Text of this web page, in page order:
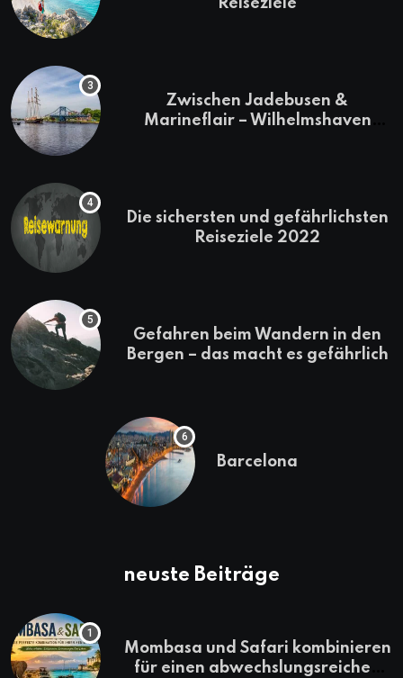
Zwischen Jadebusen &
Marineflair – Wilhelmshaven
Die sichersten und gefährlichsten
Reiseziele 2022
Gefahren beim Wandern in den
Bergen – das macht es gefährlich
Barcelona
neuste Beiträge
Mombasa und Safari kombinieren
für einen abwechslungsreichen